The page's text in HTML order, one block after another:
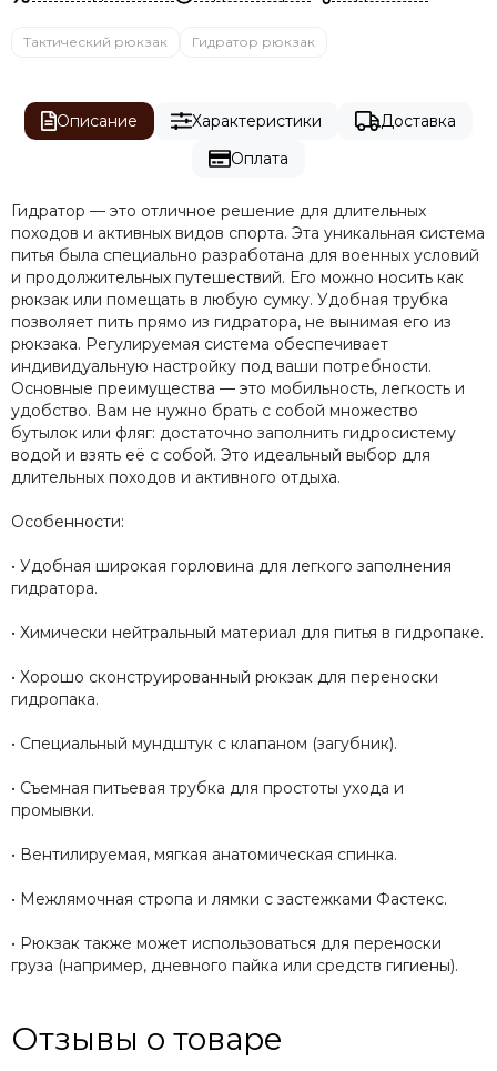
Тактический рюкзак Гидратор рюкзак
Описание Характеристики
Доставка
Оплата
Гидратор — это отличное решение для длительных
походов и активных видов спорта. Эта уникальная система
питья была специально разработана для военных условий
и продолжительных путешествий. Его можно носить как
рюкзак или помещать в любую сумку. Удобная трубка
позволяет пить прямо из гидратора, не вынимая его из
рюкзака. Регулируемая система обеспечивает
индивидуальную настройку под ваши потребности.
Основные преимущества — это мобильность, легкость и
удобство. Вам не нужно брать с собой множество
бутылок или фляг: достаточно заполнить гидросистему
водой и взять её с собой. Это идеальный выбор для
длительных походов и активного отдыха.
Особенности:
• Удобная широкая горловина для легкого заполнения
гидратора.
• Химически нейтральный материал для питья в гидропаке.
• Хорошо сконструированный рюкзак для переноски
гидропака.
• Специальный мундштук с клапаном (загубник).
• Съемная питьевая трубка для простоты ухода и
промывки.
• Вентилируемая, мягкая анатомическая спинка.
• Межлямочная стропа и лямки с застежками Фастекс.
• Рюкзак также может использоваться для переноски
груза (например, дневного пайка или средств гигиены).
Отзывы о товаре